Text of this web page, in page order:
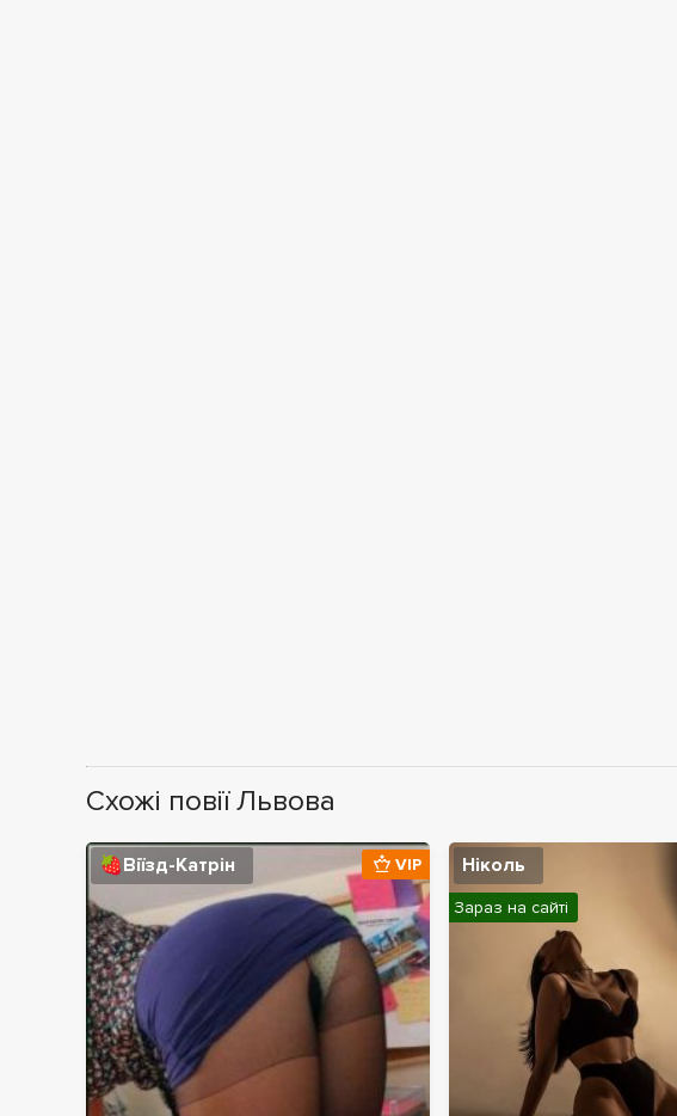
Схожі повії Львова
🍓Віїзд-Катрін VIP Ніколь
Зараз на сайті